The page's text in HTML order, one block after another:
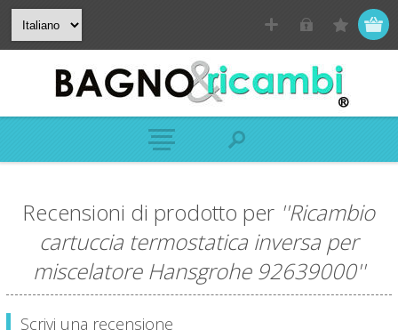
Recensioni di prodotto per Ricambio
cartuccia termostatica inversa per
miscelatore Hansgrohe 92639000
Scrivi una recensione